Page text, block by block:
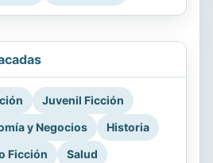
Juvenil Ficción
y Negocios
Historia
Ficción Salud